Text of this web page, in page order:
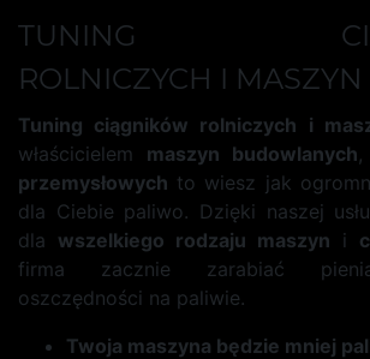
TUNING
ROLNICZYCH I MASZYN
Tuning ciągników rolniczych i
właścicielem maszyn budowlanych,
przemysłowych to wiesz jak
dla Ciebie paliwo. Dzięki naszej
dla wszelkiego rodzaju maszyn i
firma zacznie zarabiać
oszczędności na paliwie.
Twoja maszyna będzie mniej